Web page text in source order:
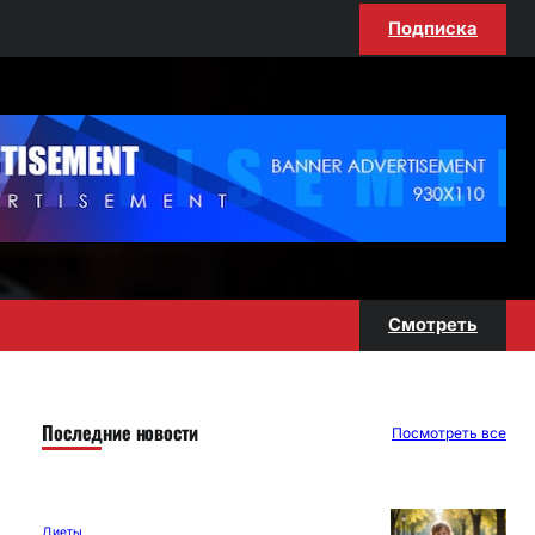
Подписка
Смотреть
Последние новости Посмотреть все
Диеты